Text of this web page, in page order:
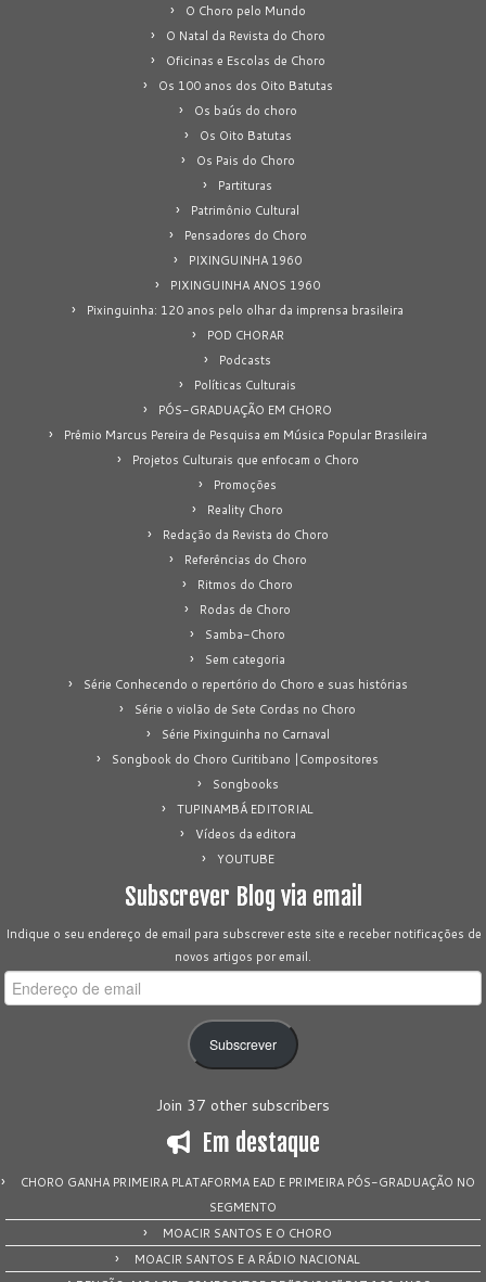
O Choro pelo Mundo
O Natal da Revista do Choro
Oficinas e Escolas de Choro
Os 100 anos dos Oito Batutas
Os baús do choro
Os Oito Batutas
Os Pais do Choro
Partituras
Patrimônio Cultural
Pensadores do Choro
PIXINGUINHA 1960
PIXINGUINHA ANOS 1960
Pixinguinha: 120 anos pelo olhar da imprensa brasileira
POD CHORAR
Podcasts
Políticas Culturais
PÓS-GRADUAÇÃO EM CHORO
Prêmio Marcus Pereira de Pesquisa em Música Popular Brasileira
Projetos Culturais que enfocam o Choro
Promoções
Reality Choro
Redação da Revista do Choro
Referências do Choro
Ritmos do Choro
Rodas de Choro
Samba-Choro
Sem categoria
Série Conhecendo o repertório do Choro e suas histórias
Série o violão de Sete Cordas no Choro
Série Pixinguinha no Carnaval
Songbook do Choro Curitibano |Compositores
Songbooks
TUPINAMBÁ EDITORIAL
Vídeos da editora
YOUTUBE
Subscrever Blog via email
Indique o seu endereço de email para subscrever este site e receber notificações de
novos artigos por email.
Endereço
de
Subscrever
Join 37 other subscribers
Em destaque
CHORO GANHA PRIMEIRA PLATAFORMA EAD E PRIMEIRA PÓS-GRADUAÇÃO NO
SEGMENTO
MOACIR SANTOS E O CHORO
MOACIR SANTOS E A RÁDIO NACIONAL